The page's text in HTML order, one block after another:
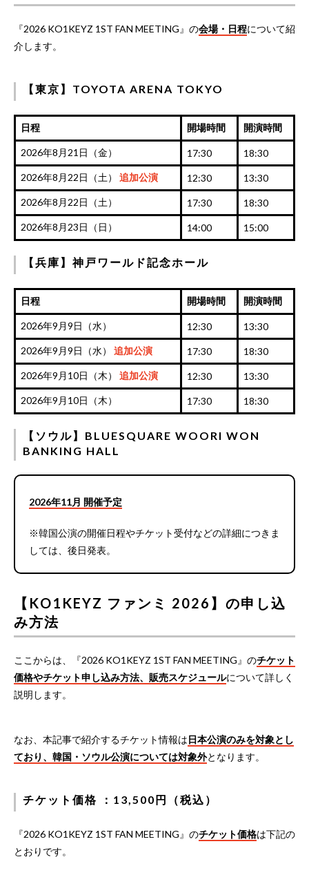
『2026 KO1KEYZ 1ST FAN MEETING』の会場・日程について紹
介します。
【東京】TOYOTA ARENA TOKYO
日程 開場時間 開演時間
2026年8月21日（金） 17:30 18:30
2026年8月22日（土） 追加公演 12:30 13:30
2026年8月22日（土） 17:30 18:30
2026年8月23日（日） 14:00 15:00
【兵庫】神戸ワールド記念ホール
日程 開場時間 開演時間
2026年9月9日（水） 12:30 13:30
2026年9月9日（水） 追加公演 17:30 18:30
2026年9月10日（木） 追加公演 12:30 13:30
2026年9月10日（木） 17:30 18:30
【ソウル】BLUESQUARE WOORI WON
BANKING HALL
2026年11月 開催予定
※韓国公演の開催日程やチケット受付などの詳細につきま
しては、後日発表。
【KO1KEYZ ファンミ 2026】の申し込
み方法
ここからは、『2026 KO1KEYZ 1ST FAN MEETING』のチケット
価格やチケット申し込み方法、販売スケジュールについて詳しく
説明します。
なお、本記事で紹介するチケット情報は日本公演のみを対象とし
ており、韓国・ソウル公演については対象外となります。
チケット価格 ：13,500円（税込）
『2026 KO1KEYZ 1ST FAN MEETING』のチケット価格は下記の
とおりです。